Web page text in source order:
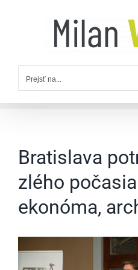
Prejsť na...
Bratislava
zlého
ekonóma,